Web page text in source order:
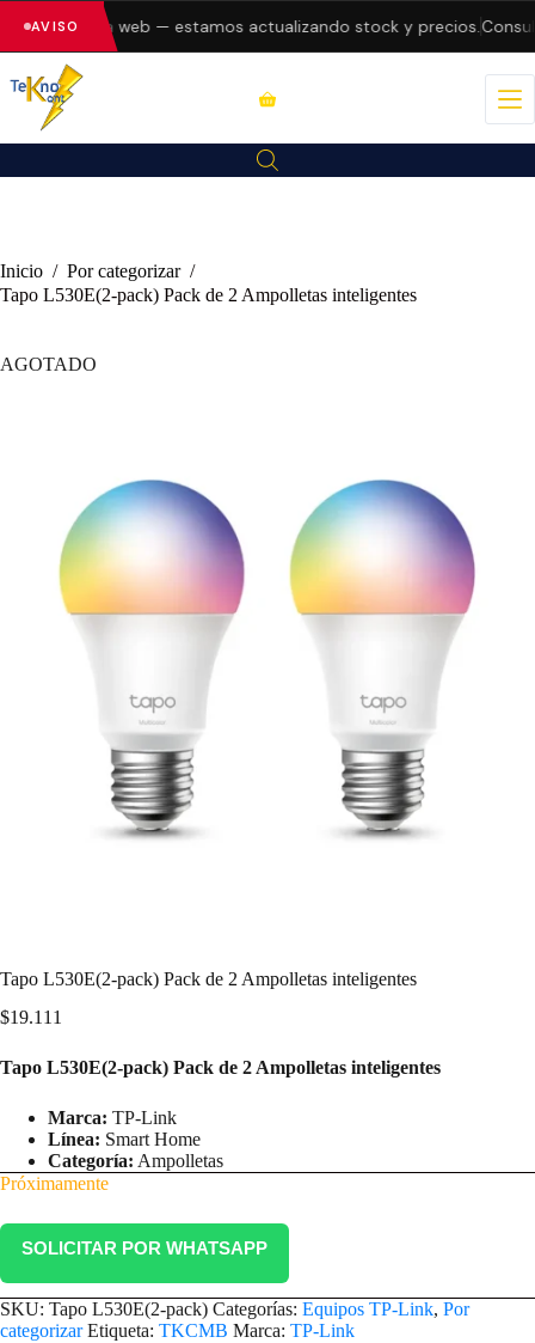
AVISO
errores en la web — estamos actualizando stock y precios.
Inicio / Por categorizar /
Tapo L530E(2-pack) Pack de 2 Ampolletas inteligentes
AGOTADO
Tapo L530E(2-pack) Pack de 2 Ampolletas inteligentes
$19.111
Tapo L530E(2-pack) Pack de 2 Ampolletas inteligentes
Marca: TP-Link
Línea: Smart Home
Categoría: Ampolletas
Próximamente
SOLICITAR POR WHATSAPP
SKU: Tapo L530E(2-pack) Categorías: Equipos TP-Link, Por
categorizar Etiqueta: TKCMB Marca: TP-Link